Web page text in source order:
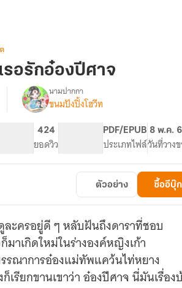
รอรักอ๋องปีศาจ
นามปากกา
ขนมปังปิ้งโฮวีท
424
ยอดวิว
PDF/EPUB
ประเภทไฟล์
8 พ.ค.
วันที่วาง
ตัวอย่าง ซื้ออีบุ๊ก
ละครอยู่ดี ๆ หลับฝันถึงดาราที่ชอบ
มาเกิดใหม่ในร่างองค์หญิงเก้า
รณาการอ๋องแม่ทัพแคว้นไท่หยาง
เรียกขานเขาว่า อ๋องปีศาจ นี่มันเรื่อง